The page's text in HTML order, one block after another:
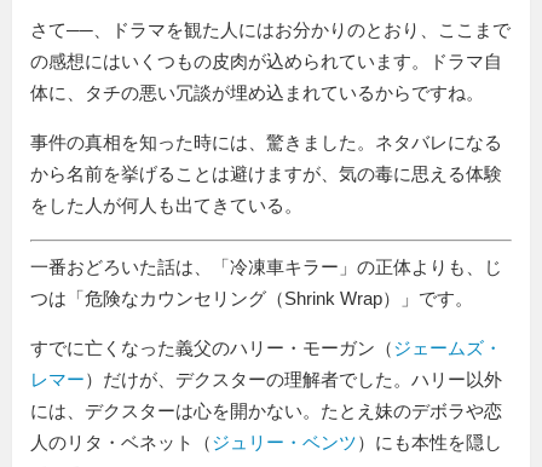
さて──、ドラマを観た人にはお分かりのとおり、ここまで
の感想にはいくつもの皮肉が込められています。ドラマ自
体に、タチの悪い冗談が埋め込まれているからですね。
事件の真相を知った時には、驚きました。ネタバレになる
から名前を挙げることは避けますが、気の毒に思える体験
をした人が何人も出てきている。
一番おどろいた話は、「冷凍車キラー」の正体よりも、じ
つは「危険なカウンセリング（Shrink Wrap）」です。
すでに亡くなった義父のハリー・モーガン（ジェームズ・
レマー）だけが、デクスターの理解者でした。ハリー以外
には、デクスターは心を開かない。たとえ妹のデボラや恋
人のリタ・ベネット（ジュリー・ベンツ）にも本性を隠し